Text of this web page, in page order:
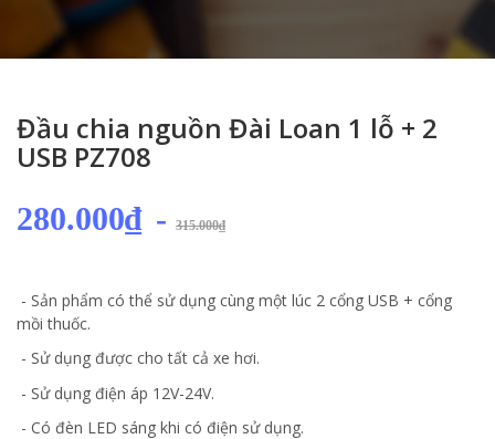
Đầu chia nguồn Đài Loan 1 lỗ + 2
USB PZ708
280.000₫ - 315.000₫
- Sản phẩm có thể sử dụng cùng một lúc 2 cổng USB + cổng
mồi thuốc.
- Sử dụng được cho tất cả xe hơi.
- Sử dụng điện áp 12V-24V.
- Có đèn LED sáng khi có điện sử dụng.